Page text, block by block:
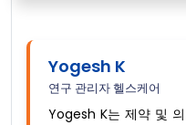
Yogesh K
연구 관리자 헬스케어
Yogesh K는 제약 및